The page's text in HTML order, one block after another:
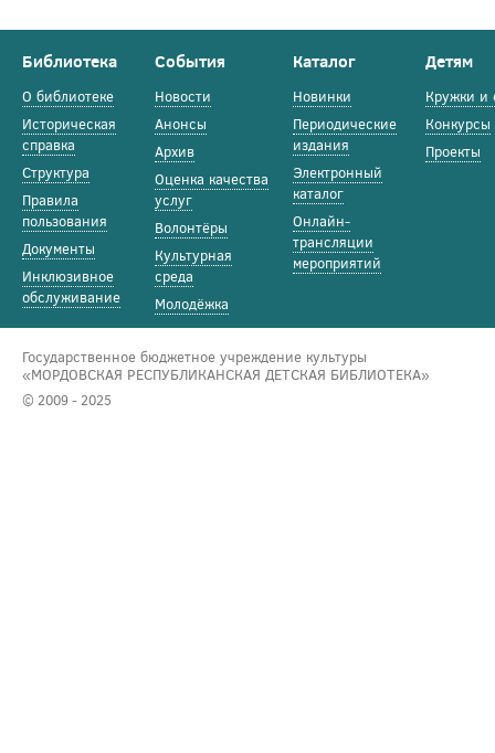
Библиотека
О библиотеке
Историческая
справка
Структура
Правила
пользования
Документы
Инклюзивное
обслуживание
События
Новости
Анонсы
Архив
Оценка качества
услуг
Волонтёры
Культурная
среда
Молодёжка
Каталог
Новинки
Периодические
издания
Электронный
каталог
Онлайн-
трансляции
мероприятий
Детям
Кружки и
Конкурсы
Проекты
Государственное бюджетное учреждение культуры
«МОРДОВСКАЯ РЕСПУБЛИКАНСКАЯ ДЕТСКАЯ БИБЛИОТЕКА»
© 2009 - 2025